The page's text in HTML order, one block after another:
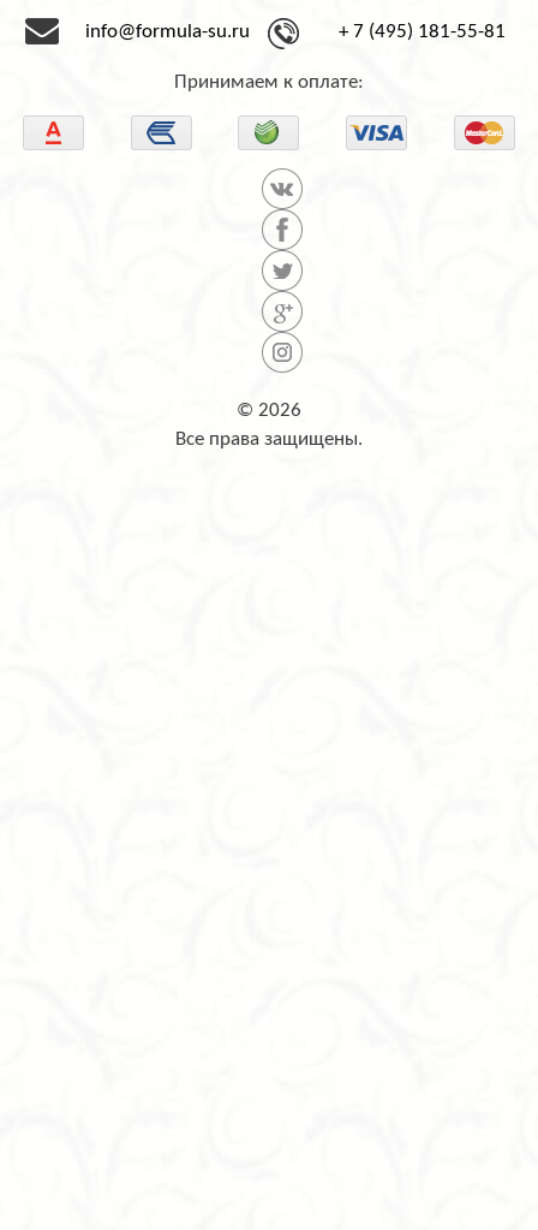
info@formula-su.ru + 7 (495) 181-55-81
Принимаем к оплате:
© 2026
Все права защищены.